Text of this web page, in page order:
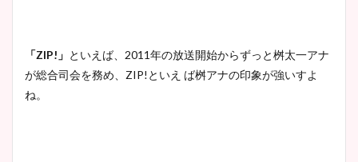
プ画像まとめ！同期や実家に
wikiプロフも！
「ZIP!」 といえば、2011年の放送開始からずっと桝太一アナ
が総合司会を務め、ZIP!といえ ば桝アナの印象が強いすよ
ね。